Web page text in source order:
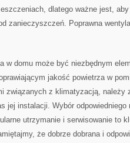
dlatego ważne jest,
zanieczyszczeń. Poprawna
w⁤ domu‌ może być⁢ niezbędnym
jakość powietrza w
związanych z klimatyzacją, należy
jej instalacji. Wybór odpowiedniego
utrzymanie i serwisowanie to
że dobrze dobrana i​